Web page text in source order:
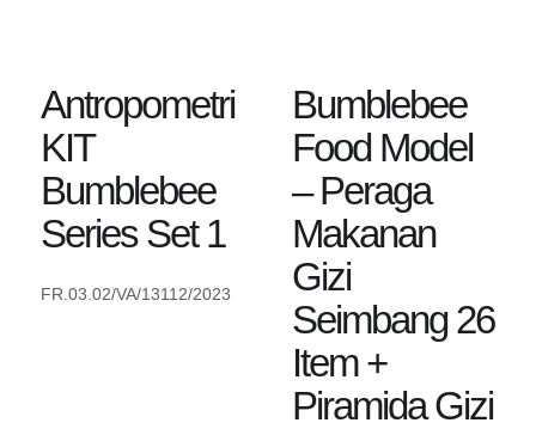
Antropometri
KIT
Bumblebee
Series Set 1
FR.03.02/VA/13112/2023
Bumblebee
Food Model
– Peraga
Makanan
Gizi
Seimbang 26
Item +
Piramida Gizi